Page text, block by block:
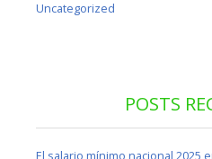
Uncategorized
POSTS
El salario mínimo nacional 2025